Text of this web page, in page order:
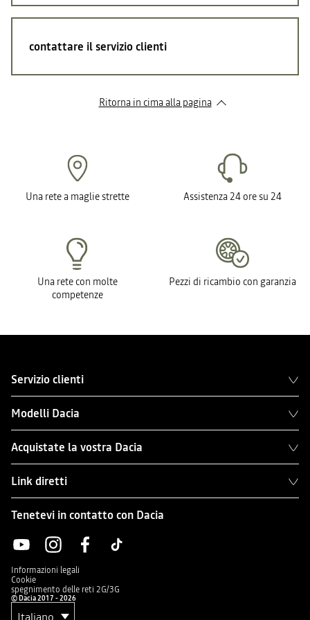
contattare il servizio clienti
Ritorna in cima alla pagina
Una rete a maglie strette Assistenza 24 ore su 24
Una rete con molte
competenze
Pezzi di ricambio con garanzia
Servizio clienti
Modelli Dacia
Acquistate la vostra Dacia
Link diretti
Tenetevi in contatto con Dacia
Informazioni legali
Cookie
spegnimento delle reti 2G/3G
© Dacia 2017 - 2026